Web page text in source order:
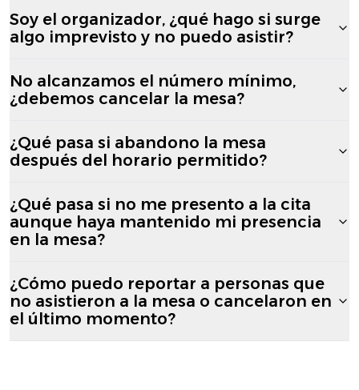
Soy el organizador, ¿qué hago si surge
algo imprevisto y no puedo asistir?
No alcanzamos el número mínimo,
¿debemos cancelar la mesa?
¿Qué pasa si abandono la mesa
después del horario permitido?
¿Qué pasa si no me presento a la cita
aunque haya mantenido mi presencia
en la mesa?
¿Cómo puedo reportar a personas que
no asistieron a la mesa o cancelaron en
el último momento?